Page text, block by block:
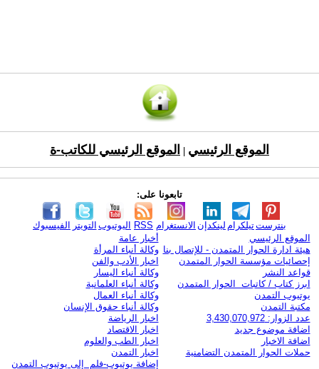
الموقع الرئيسي الموقع الرئيسي للكاتب-ة
تابعونا على:
الفيسبوك التويتر اليوتيوب RSS الانستغرام لينكدإن تيلكرامبنترست
الموقع الرئيسي
هيئة ادارة الحوار المتمدن - للإتصال بنا
إحصائيات مؤسسة الحوار المتمدن
قواعد النشر
ابرز كتاب / كاتبات الحوار المتمدن
يوتيوب التمدن
مكتبة التمدن
عدد الزوار: 3,430,070,972
اضافة موضوع جديد
اضافة الاخبار
حملات الحوار المتمدن التضامنية
أخبار عامة
وكالة أنباء المرأة
اخبار الأدب والفن
وكالة أنباء اليسار
وكالة أنباء العلمانية
وكالة أنباء العمال
وكالة أنباء حقوق الإنسان
اخبار الرياضة
اخبار الاقتصاد
اخبار الطب والعلوم
اخبار التمدن
إضافة يوتيوب-فلم إلى يوتيوب التمدن